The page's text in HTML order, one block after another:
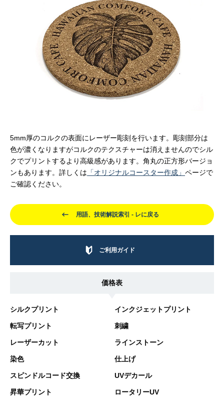
ご利用ガイド
価格表
シルクプリント インクジェットプリント
転写プリント 刺繍
レーザーカット ラインストーン
染色 仕上げ
スピンドルコード交換 UVデカール
昇華プリント ロータリーUV
5mm厚のコルクの表面にレーザー彫刻を行います。彫刻部分は
色が濃くなりますがコルクのテクスチャーは消えませんのでシル
クでプリントするより高級感があります。角丸の正方形バージョ
ンもあります。詳しくは 「オリジナルコースター作成」 ページで
ご確認ください。
用語、技術解説索引 - レに戻る